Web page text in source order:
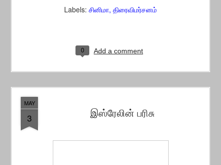
Labels: சினிமா திரைவிமர்சனம்
0 Add a comment
MAY
3 இஸ்ரேலின் பரிசு